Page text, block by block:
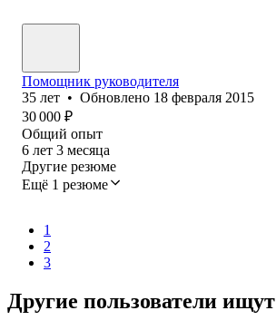
Помощник руководителя
35 лет • Обновлено 18 февраля 2015
30 000 ₽
Общий опыт
6 лет 3 месяца
Другие резюме
Ещё 1 резюме
1
2
3
Другие пользователи ищут